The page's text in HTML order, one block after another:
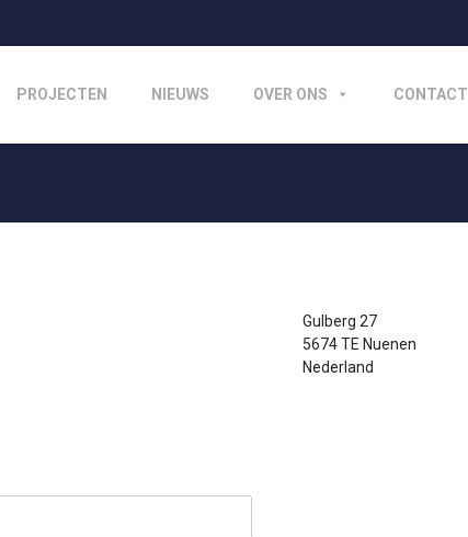
PROJECTEN NIEUWS OVER ONS CONTACT
Gulberg 27
5674 TE Nuenen
Nederland